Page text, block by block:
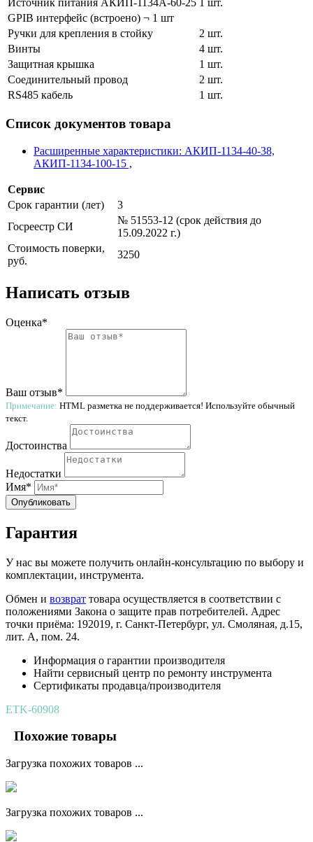
GPIB интерфейс (встроено) ¬ 1 шт
Ручки для крепления в стойку
2 шт.
Винты
4 шт.
Защитная крышка
1 шт.
Соединительный провод
2 шт.
RS485 кабель
1 шт.
Список документов товара
Расширенные характеристики: АКИП-1134-40-38,
АКИП-1134-100-15 ,
Сервис
Срок гарантии (лет)
3
Госреестр СИ
№ 51553-12 (срок действия до
15.09.2022 г.)
Стоимость поверки,
руб.
3250
Написать отзыв
Оценка*
Ваш отзыв*
Примечание: HTML разметка не поддерживается! Используйте обычный
текст.
Достоинства
Недостатки
Имя*
Опубликовать
Гарантия
У нас вы можете получить онлайн-консультацию по выбору и
комплектации, инструмента.
Обмен и возврат товара осуществляется в соответствии с
положениями Закона о защите прав потребителей. Адрес
точки приёма: 192019, г. Санкт-Петербург, ул. Смоляная, д.15,
лит. А, пом. 24.
Информация о гарантии производителя
Найти сервисный центр по ремонту инструмента
Сертификаты продавца/производителя
ETK-60908
Похожие товары
Загрузка похожих товаров ...
Загрузка похожих товаров ...